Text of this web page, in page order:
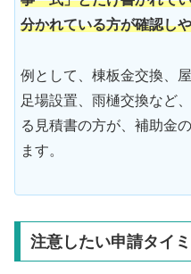
分かれている方が確認し
例として、棟板金交換、
足場設置、雨樋交換など
る見積書の方が、補助金
ます。
注意したい申請タイ